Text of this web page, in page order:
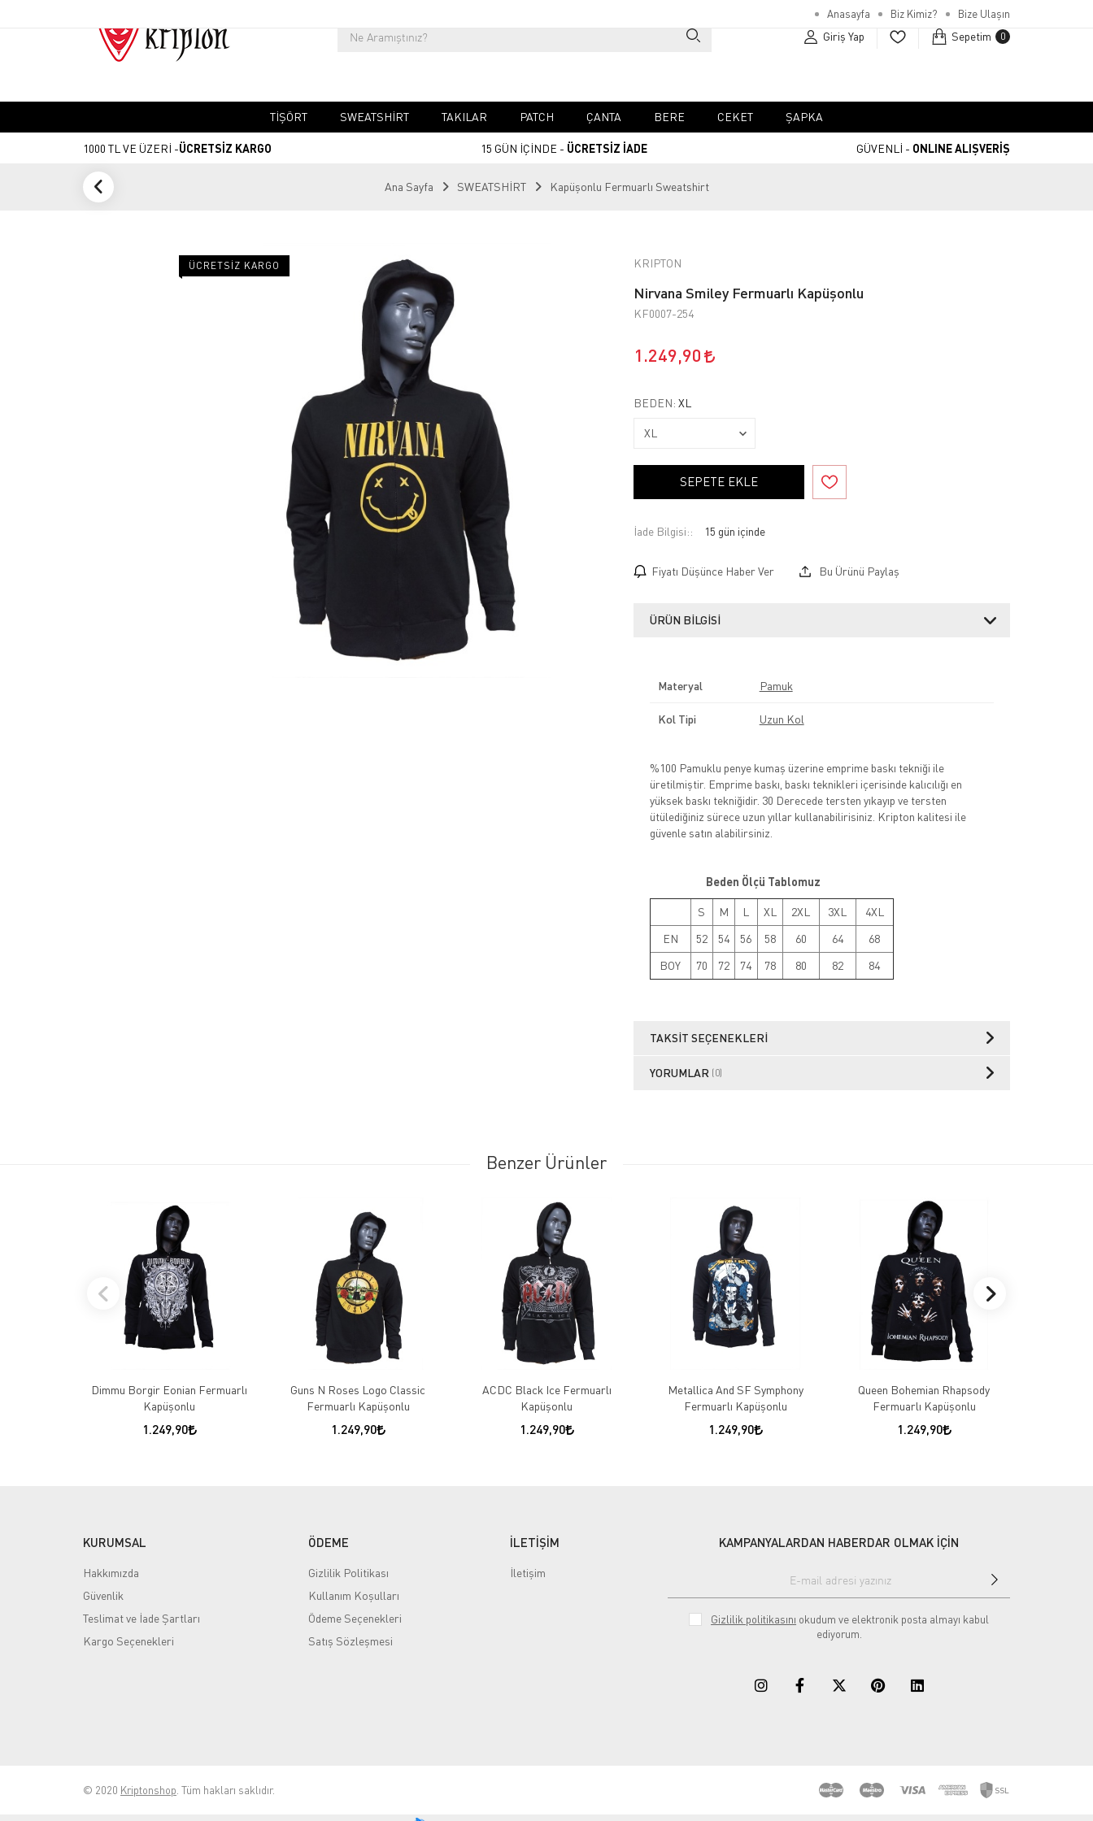
Anasayfa Biz Kimiz? Bize Ulaşın
Giriş Yap Sepetim 0
TIŞÖRT SWEATSHIRT TAKILAR PATCH ÇANTA BERE CEKET ŞAPKA
1000 TL VE ÜZERİ -ÜCRETSİZ KARGO 15 GÜN İÇİNDE - ÜCRETSİZ İADE GÜVENLİ - ONLINE ALIŞVERİŞ
Ana Sayfa SWEATSHİRT Kapüşonlu Fermuarlı Sweatshirt
ÜCRETSIZ KARGO KRIPTON
Nirvana Smiley Fermuarlı Kapüşonlu
KF0007-254
1.249,90
BEDEN: XL
SEPETE EKLE
İade Bilgisi:
Fiyatı Düşünce Haber Ver Bu Ürünü Paylaş
ÜRÜN BILGISI
Materyal Pamuk
Kol Tipi Uzun Kol
%100 Pamuklu penye kumaş üzerine emprime baskı tekniği ile
üretilmiştir. Emprime baskı, baskı teknikleri içerisinde kalıcılığı en
yüksek baskı tekniğidir. 30 Derecede tersten yıkayıp ve tersten
ütülediğiniz sürece uzun yıllar kullanabilirisiniz. Kripton kalitesi ile
güvenle satın alabilirsiniz.
Beden Ölçü Tablomuz
S M L XL 2XL 3XL
4XL
EN
52 54 56 58 60 64
68
BOY
70 72 74 78 80 82 84
TAKSIT SEÇENEKLERI
YORUMLAR (0)
Benzer Ürünler
Dimmu Borgir Eonian Fermuarlı
Kapüşonlu
1.249,90
Guns N Roses Logo Classic
Fermuarlı Kapüşonlu
1.249,90
ACDC Black Ice Fermuarlı
Kapüşonlu
1.249,90
Metallica And SF Symphony
Fermuarlı Kapüşonlu
1.249,90
Queen Bohemian Rhapsody
Fermuarlı Kapüşonlu
1.249,90
KURUMSAL
Hakkımızda
Güvenlik
Teslimat ve İade Şartları
Kargo Seçenekleri
ÖDEME
Gizlilik Politikası
Kullanım Koşulları
Ödeme Seçenekleri
Satış Sözleşmesi
İLETİŞİM
İletişim
KAMPANYALARDAN HABERDAR OLMAK İÇİN
Gizlilik politikasını okudum ve elektronik posta almayı kabul
ediyorum.
© 2020 Kriptonshop . Tüm hakları saklıdır.